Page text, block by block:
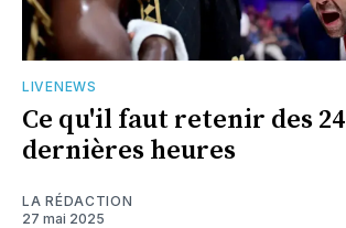
LIVENEWS
Ce qu'il faut retenir des 24
dernières heures
LA RÉDACTION
27 mai 2025